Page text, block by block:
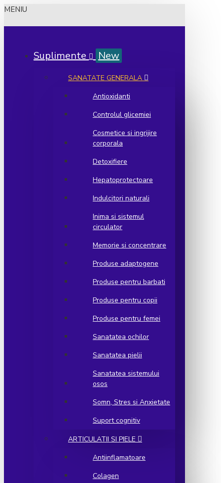
MENIU
Suplimente New
SANATATE GENERALA
Antioxidanti
Controlul glicemiei
Cosmetice si ingrijire
corporala
Detoxifiere
Hepatoprotectoare
Indulcitori naturali
Inima si sistemul
circulator
Memorie si concentrare
Produse adaptogene
Produse pentru barbati
Produse pentru copii
Produse pentru femei
Sanatatea ochilor
Sanatatea pielii
Sanatatea sistemului
osos
Somn, Stres si Anxietate
Suport cognitiv
ARTICULATII SI PIELE
Antiinflamatoare
Colagen